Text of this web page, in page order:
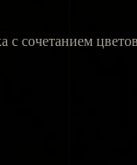
сочетанием